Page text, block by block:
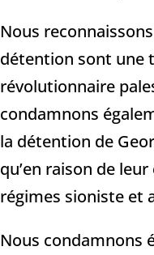
Nous
détention sont une
révolutionnaire
condamnons
la détention de
qu’en raison de
régimes sioniste et
Nous condamnons